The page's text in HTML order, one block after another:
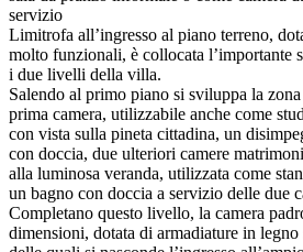
servizio
Limitrofa all’ingresso al piano terreno,
molto funzionali, è collocata l’importante
i due livelli della villa.
Salendo al primo piano si sviluppa la
prima camera, utilizzabile anche come
con vista sulla pineta cittadina, un
con doccia, due ulteriori camere
alla luminosa veranda, utilizzata come
un bagno con doccia a servizio delle due
Completano questo livello, la camera
dimensioni, dotata di armadiature in legno